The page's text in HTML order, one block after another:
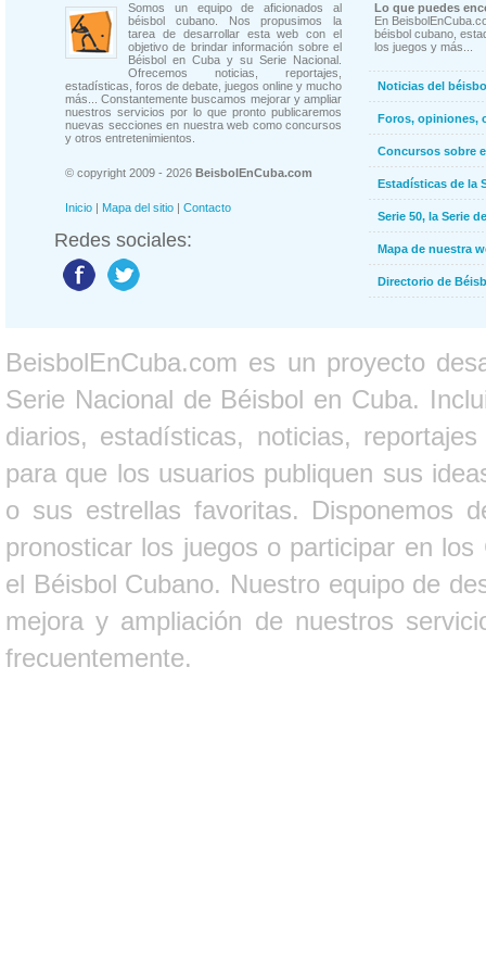
Somos un equipo de aficionados al
béisbol cubano. Nos propusimos la
tarea de desarrollar esta web con el
objetivo de brindar información sobre el
Béisbol en Cuba y su Serie Nacional.
Ofrecemos noticias, reportajes,
estadísticas, foros de debate, juegos online y mucho
más... Constantemente buscamos mejorar y ampliar
nuestros servicios por lo que pronto publicaremos
nuevas secciones en nuestra web como concursos
y otros entretenimientos.
© copyright 2009 - 2026 BeisbolEnCuba.com
Inicio | Mapa del sitio | Contacto
Redes sociales:
Lo que puedes
En
béisbol cubano,
los juegos y más...
Noticias del
Foros, opiniones,
Concursos sobre
Estadísticas de la
Serie 50, la Serie
Mapa de nuestra
Directorio de
BeisbolEnCuba.com es un proyecto
Serie Nacional de Béisbol en Cuba.
diarios, estadísticas, noticias,
para que los usuarios publiquen sus
o sus estrellas favoritas. Disponemos
pronosticar los juegos o participar en
el Béisbol Cubano. Nuestro equipo de
mejora y ampliación de nuestros
frecuentemente.